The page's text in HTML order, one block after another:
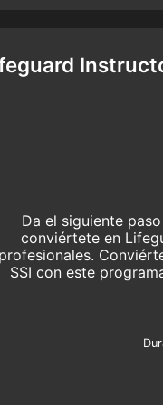
Da el siguiente
conviértete en
SSI con este